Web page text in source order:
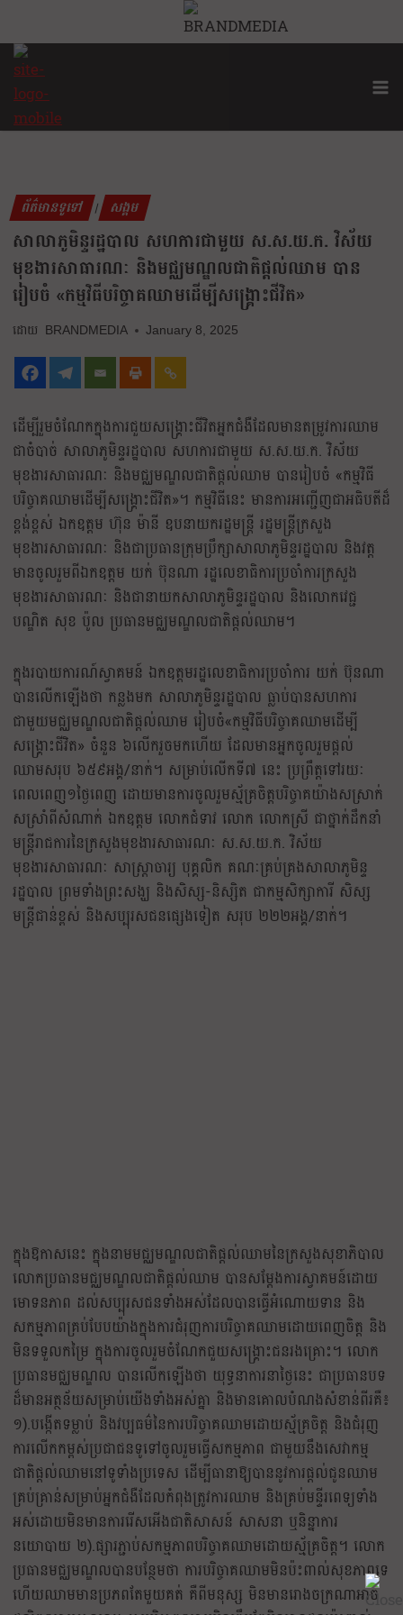
ព័ត៌មានទូទៅ | សង្គម
សាលាភូមិន្ទរដ្ឋបាល សហការជាមួយ ស.ស.យ.ក. វិស័យ
មុខងារសាធារណៈ និងមជ្ឈមណ្ឌលជាតិផ្តល់ឈាម បាន
រៀបចំ «កម្មវិធីបរិច្ចាគឈាមដើម្បីសង្គ្រោះជីវិត»
BRANDMEDIA January 8, 2025
ដើម្បីរួមចំណែកក្នុងការជួយសង្គ្រោះជីវិតអ្នកជំងឺដែលមានតម្រូវការឈាម
ជាចំបាច់ សាលាភូមិន្ទរដ្ឋបាល សហការជាមួយ ស.ស.យ.ក. វិស័យ
មុខងារសាធារណៈ និងមជ្ឈមណ្ឌលជាតិផ្តល់ឈាម បានរៀបចំ «កម្មវិធី
បរិច្ចាគឈាមដើម្បីសង្គ្រោះជីវិត»។ កម្មវិធីនេះ មានការអញ្ជើញជាអធិបតីដ៏
ខ្ពង់ខ្ពស់ ឯកឧត្តម ហ៊ុន ម៉ានី ឧបនាយករដ្ឋមន្ត្រី រដ្ឋមន្ត្រីក្រសួង
មុខងារសាធារណៈ និងជាប្រធានក្រុមប្រឹក្សាសាលាភូមិន្ទរដ្ឋបាល និងវត្ត
មានចូលរួមពីឯកឧត្តម យក់ ប៊ុនណា រដ្ឋលេខាធិការប្រចាំការក្រសួង
មុខងារសាធារណៈ និងជានាយកសាលាភូមិន្ទរដ្ឋបាល និងលោកវេជ្ជ
បណ្ឌិត សុខ ប៉ូល ប្រធានមជ្ឈមណ្ឌលជាតិផ្តល់ឈាម។
ក្នុងរបាយការណ៍ស្វាគមន៍ ឯកឧត្តមរដ្ឋលេខាធិការប្រចាំការ យក់ ប៊ុនណា
បានលើកឡើងថា កន្លងមក សាលាភូមិន្ទរដ្ឋបាល ធ្លាប់បានសហការ
ជាមួយមជ្ឈមណ្ឌលជាតិផ្តល់ឈាម រៀបចំ«កម្មវិធីបរិច្ចាគឈាមដើម្បី
សង្គ្រោះជីវិត» ចំនួន ៦លើករួចមកហើយ ដែលមានអ្នកចូលរួមផ្តល់
ឈាមសរុប ៦៥៩អង្គ/នាក់។ សម្រាប់លើកទី៧ នេះ ប្រព្រឹត្តទៅរយៈ
ពេលពេញ១ថ្ងៃពេញ ដោយមានការចូលរួមស្ម័គ្រចិត្តបរិច្ចាគយ៉ាងសស្រាក់
សស្រាំពីសំណាក់ ឯកឧត្តម លោកជំទាវ លោក លោកស្រី ជាថ្នាក់ដឹកនាំ
មន្ត្រីរាជការនៃក្រសួងមុខងារសាធារណៈ ស.ស.យ.ក. វិស័យ
មុខងារសាធារណៈ សាស្ត្រាចារ្យ បុគ្គលិក គណៈគ្រប់គ្រងសាលាភូមិន្ទ
រដ្ឋបាល ព្រមទាំងព្រះសង្ឃ និងសិស្ស-និស្សិត ជាកម្មសិក្សាការី សិស្ស
មន្ត្រីជាន់ខ្ពស់ និងសប្បុរសជនផ្សេងទៀត សរុប ២២២អង្គ/នាក់។
ក្នុងឱកាសនេះ ក្នុងនាមមជ្ឈមណ្ឌលជាតិផ្តល់ឈាមនៃក្រសួងសុខាភិបាល
លោកប្រធានមជ្ឈមណ្ឌលជាតិផ្តល់ឈាម បានសម្តែងការស្វាគមន៍ដោយ
មោទនភាព ដល់សប្បុរសជនទាំងអស់ដែលបានធ្វើអំណោយទាន និង
សកម្មភាពគ្រប់បែបយ៉ាងក្នុងការជំរុញការបរិច្ចាគឈាមដោយពេញចិត្ត និង
មិនទទួលកម្រៃ ក្នុងការចូលរួមចំណែកជួយសង្គ្រោះជនរងគ្រោះ។ លោក
ប្រធានមជ្ឈមណ្ឌល បានលើកឡើងថា យុទ្ធនាការនាថ្ងៃនេះ ជាប្រធានបទ
ដ៏មានអត្ថន័យសម្រាប់យើងទាំងអស់គ្នា និងមានគោលបំណងសំខាន់ពីរគឺ៖
១).បង្កើតទម្លាប់ និងវប្បធម៌នៃការបរិច្ចាគឈាមដោយស្ម័គ្រចិត្ត និងជំរុញ
ការលើកកម្ពស់ប្រជាជនទូទៅចូលរួមធ្វើសកម្មភាព ជាមួយនឹងសេវាកម្ម
ជាតិផ្តល់ឈាមនៅទូទាំងប្រទេស ដើម្បីធានាឱ្យបាននូវការផ្តល់ជូនឈាម
គ្រប់គ្រាន់សម្រាប់អ្នកជំងឺដែលកំពុងត្រូវការឈាម និងគ្រប់មន្ទីរពេទ្យទាំង
អស់ដោយមិនមានការរើសអើងជាតិសាសន៍ សាសនា ឬនិន្នាការ
នយោបាយ ២).ផ្សារភ្ជាប់សកម្មភាពបរិច្ចាគឈាមដោយស្ម័គ្រចិត្ត។ លោក
ប្រធានមជ្ឈមណ្ឌលបានបន្ថែមថា ការបរិច្ចាគឈាមមិនប៉ះពាល់សុខភាពទេ
ហើយឈាមមានប្រភពតែមួយគត់ គឺពីមនុស្ស មិនមានរោងចក្រណាអាច